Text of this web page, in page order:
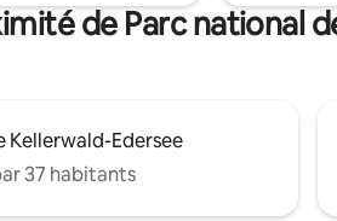
de Parc national
Kellerwald-Edersee
37 habitants